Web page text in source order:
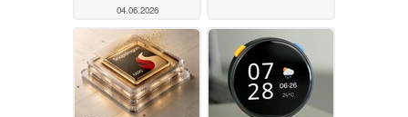
04.06.2026